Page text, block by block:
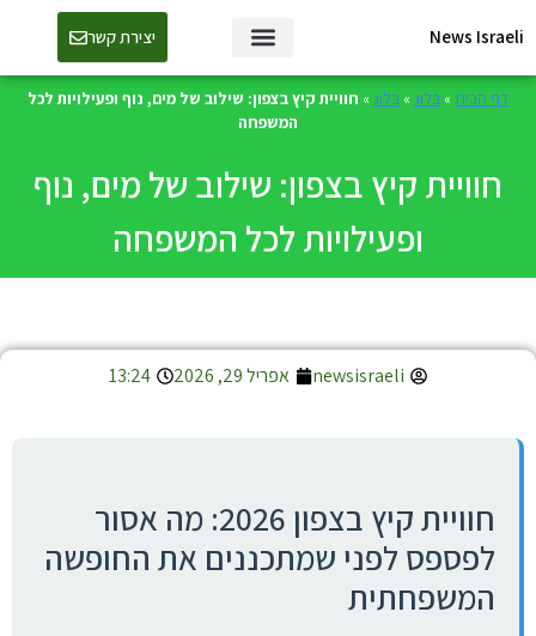
News Israeli יצירת קשר
דף הבית » בלוג » בלוג » חוויית קיץ בצפון: שילוב של מים, נוף ופעילויות לכל
המשפחה
חוויית קיץ בצפון: שילוב של מים, נוף
ופעילויות לכל המשפחה
newsisraeli אפריל 29, 2026 13:24
חוויית קיץ בצפון 2026: מה אסור
לפספס לפני שמתכננים את החופשה
המשפחתית